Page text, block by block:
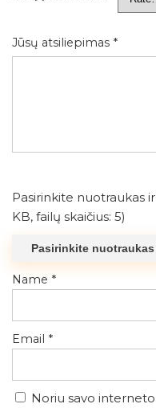
Jūsų atsiliepimas *
Pasirinkite nuotraukas
KB, failų skaičius: 5)
Pasirinkite
Name *
Email *
Noriu savo